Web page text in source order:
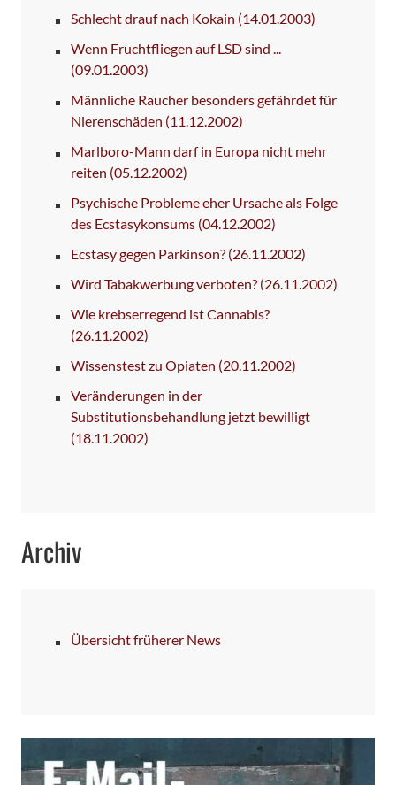
Schlecht drauf nach Kokain (14.01.2003)
Wenn Fruchtfliegen auf LSD sind ...
(09.01.2003)
Männliche Raucher besonders gefährdet für
Nierenschäden (11.12.2002)
Marlboro-Mann darf in Europa nicht mehr
reiten (05.12.2002)
Psychische Probleme eher Ursache als Folge
des Ecstasykonsums (04.12.2002)
Ecstasy gegen Parkinson? (26.11.2002)
Wird Tabakwerbung verboten? (26.11.2002)
Wie krebserregend ist Cannabis?
(26.11.2002)
Wissenstest zu Opiaten (20.11.2002)
Veränderungen in der
Substitutionsbehandlung jetzt bewilligt
(18.11.2002)
Archiv
Übersicht früherer News